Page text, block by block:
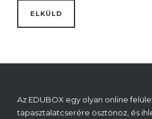
Az EDUBOX egy olyan online
tapasztalatcserére ösztönöz, és